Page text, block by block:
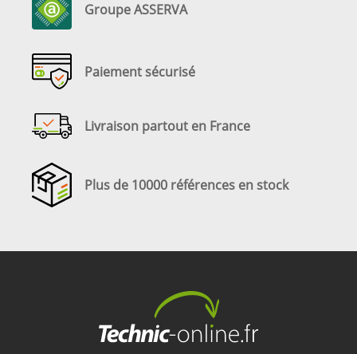
Groupe ASSERVA
Paiement sécurisé
Livraison partout en France
Plus de 10000 références en stock